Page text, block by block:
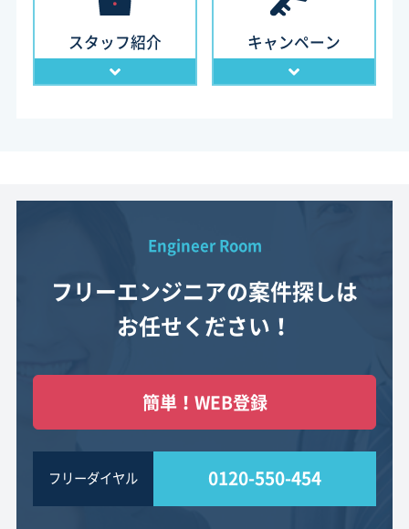
スタッフ紹介 キャンペーン
Engineer Room
フリーエンジニアの案件探しは
お任せください！
簡単！WEB登録
フリーダイヤル 0120-550-454